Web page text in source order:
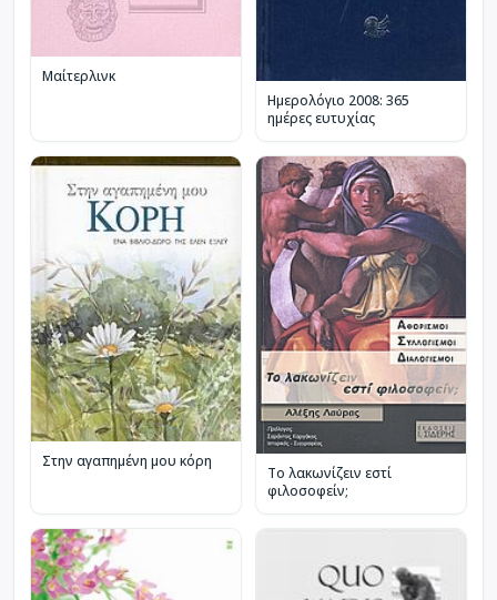
Μαίτερλινκ
Ημερολόγιο 2008: 365
ημέρες ευτυχίας
Στην αγαπημένη μου κόρη
Το λακωνίζειν εστί
φιλοσοφείν;